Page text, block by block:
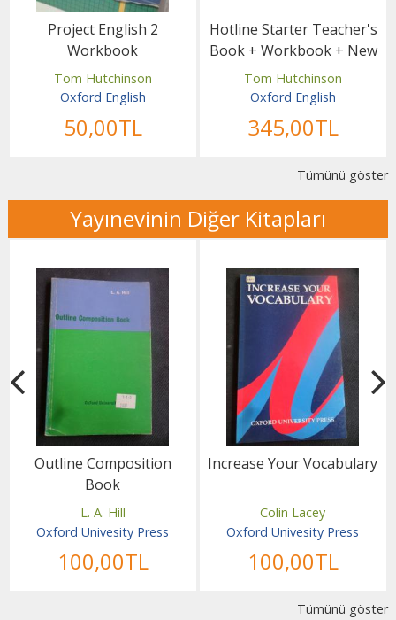
Project English 2
Workbook
Tom Hutchinson
Oxford English
50,00TL
Hotline Starter Teacher's
Book + Workbook + New
Tests and Grammar...
Tom Hutchinson
Oxford English
345,00TL
Tümünü göster
Yayınevinin Diğer Kitapları
Outline Composition
Book
L. A. Hill
Oxford Univesity Press
100,00TL
Increase Your Vocabulary
Colin Lacey
Oxford Univesity Press
100,00TL
Tümünü göster